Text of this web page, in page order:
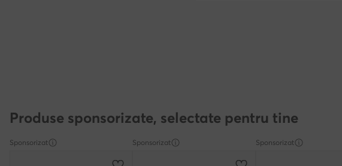
Produse sponsorizate, selectate pentru tine
Sponsorizat Sponsorizat Sponsorizat